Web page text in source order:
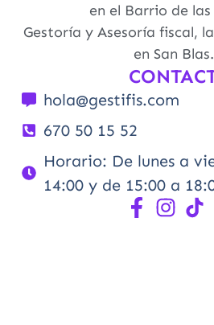
en el Barrio de las
Gestoría y Asesoría fiscal,
en San Blas.
hola@gestifis.com
670 50 15 52
Horario: De lunes a
14:00 y de 15:00 a